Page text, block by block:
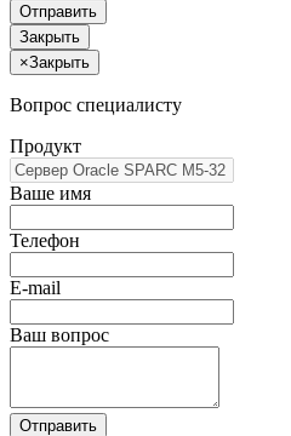
Отправить
Закрыть
×Закрыть
Вопрос специалисту
Продукт
Ваше имя
Телефон
E-mail
Ваш вопрос
Отправить